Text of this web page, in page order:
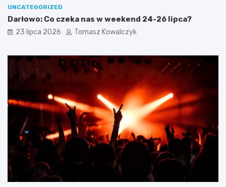
UNCATEGORIZED
Darłowo: Co czeka nas w weekend 24-26 lipca?
23 lipca 2026 Tomasz Kowalczyk